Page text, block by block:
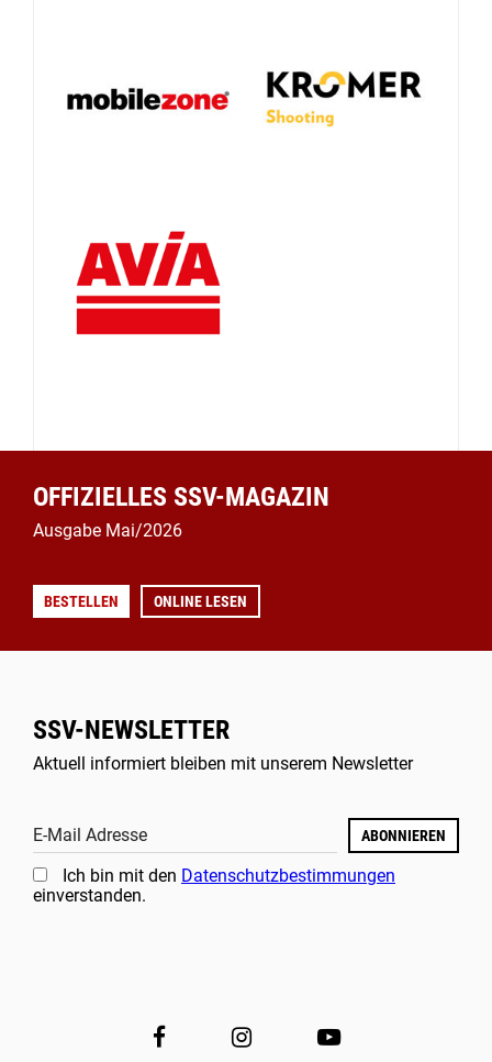
OFFIZIELLES SSV-MAGAZIN
Ausgabe Mai/2026
BESTELLEN ONLINE LESEN
SSV-NEWSLETTER
Aktuell informiert bleiben mit unserem Newsletter
E-Mail Adresse ABONNIEREN
Ich bin mit den Datenschutzbestimmungen
einverstanden.